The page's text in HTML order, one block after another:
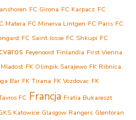
FC Girona FC Karpacz FC
Matera FC Minerva Lintgen FC Paris FC
FC Saint Josse FC Shkupi FC
Feyenoord Finlandia First Vienna
FK Olimpik Sarajewo FK Ribnica
Bar FK Tirana FK Vozdovac FK
FC Francja Fratia Bukareszt
Katowice Glasgow Rangers Glentoran